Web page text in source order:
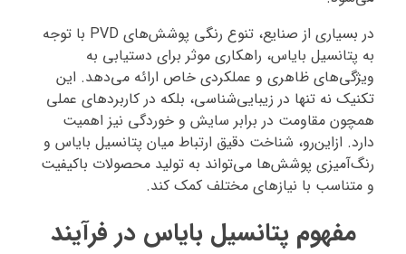
در بسیاری از صنایع، تنوع رنگی پوشش‌های PVD با توجه
به پتانسیل بایاس، راهکاری موثر برای دستیابی به
ویژگی‌های ظاهری و عملکردی خاص ارائه می‌دهد. این
تکنیک نه تنها در زیبایی‌شناسی، بلکه در کاربردهای عملی
همچون مقاومت در برابر سایش و خوردگی نیز اهمیت
دارد. ازاین‌رو، شناخت دقیق ارتباط میان پتانسیل بایاس و
رنگ‌آمیزی پوشش‌ها می‌تواند به تولید محصولات باکیفیت
و متناسب با نیازهای مختلف کمک کند.
مفهوم پتانسیل بایاس در فرآیند